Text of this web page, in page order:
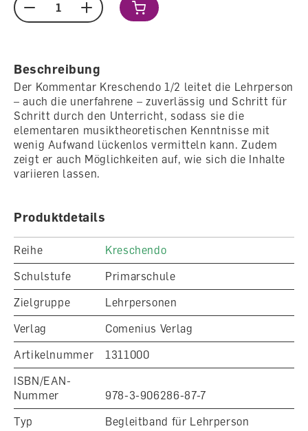
Menge
Beschreibung
Der Kommentar Kreschendo 1/2 leitet die Lehrperson
– auch die unerfahrene – zuverlässig und Schritt für
Schritt durch den Unterricht, sodass sie die
elementaren musiktheoretischen Kenntnisse mit
wenig Aufwand lückenlos vermitteln kann. Zudem
zeigt er auch Möglichkeiten auf, wie sich die Inhalte
variieren lassen.
Produktdetails
Reihe
Kreschendo
Schulstufe
Primarschule
Zielgruppe
Lehrpersonen
Verlag
Comenius Verlag
Artikelnummer
1311000
ISBN/EAN-
Nummer
978-3-906286-87-7
Typ
Begleitband für Lehrperson